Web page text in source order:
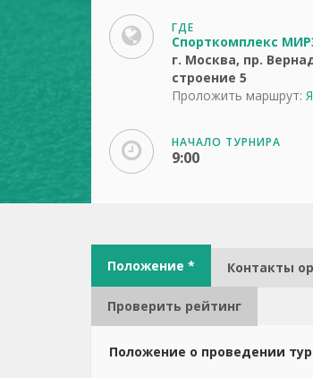
ГДЕ
Спорткомплекс
г. Москва, пр.
строение 5
Проложить маршрут:
НАЧАЛО ТУРНИРА
9:00
Положение * Контакты
Проверить рейтинг
Положение о проведении